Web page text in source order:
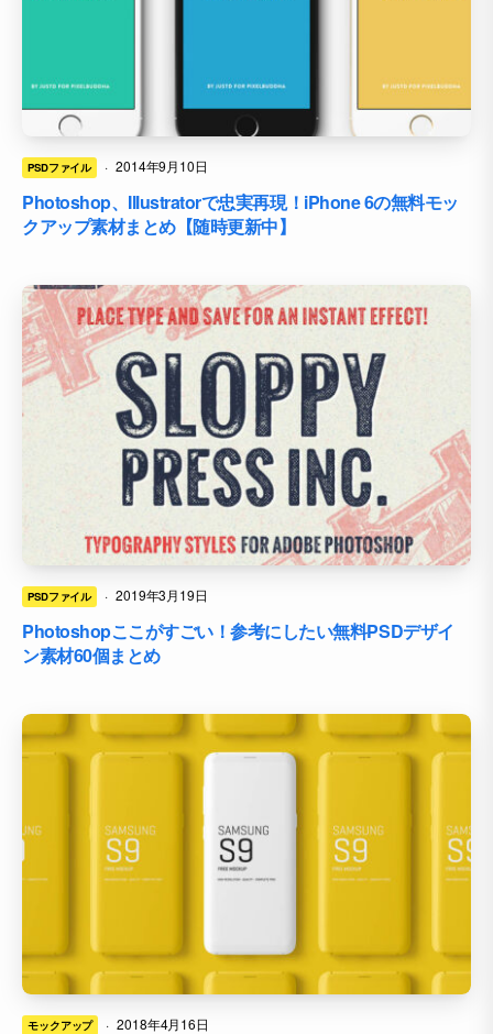
PSDファイル · 2014年9月10日
Photoshop、Illustratorで忠実再現！iPhone 6の無料モッ
クアップ素材まとめ【随時更新中】
PSDファイル · 2019年3月19日
Photoshopここがすごい！参考にしたい無料PSDデザイ
ン素材60個まとめ
モックアップ · 2018年4月16日